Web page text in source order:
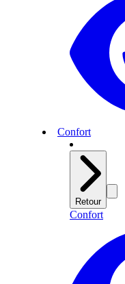
Confort
Retour
Confort